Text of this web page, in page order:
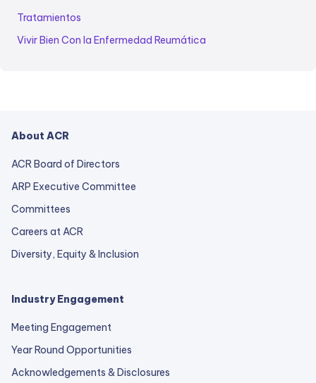
Tratamientos
Vivir Bien Con la Enfermedad Reumática
About ACR
ACR Board of Directors
ARP Executive Committee
Committees
Careers at ACR
Diversity, Equity & Inclusion
Industry Engagement
Meeting Engagement
Year Round Opportunities
Acknowledgements & Disclosures